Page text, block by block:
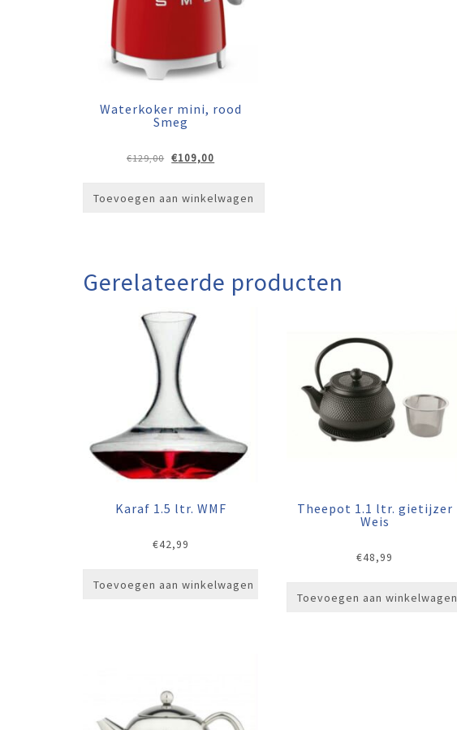
Waterkoker mini, rood
Smeg
€129,00 Oorspronkelijke
€129,00.
€109,00
€109,00.
Toevoegen aan winkelwagen
Gerelateerde producten
Karaf 1.5 ltr. WMF
€42,99
Toevoegen aan winkelwagen
Theepot 1.1 ltr. gietijzer
Weis
€48,99
Toevoegen aan winkelwagen